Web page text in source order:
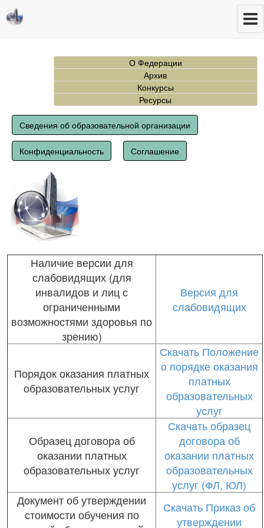
О Федерации
Архив
Конкурсы
Ресурсы
Сведения об образовательной организации
Конфиденциальность Соглашение
Наличие версии для
слабовидящих (для
инвалидов и лиц с
ограниченными
возможностями здоровья по
зрению)
Версия для
слабовидящих
Порядок оказания платных
образовательных услуг
Скачать Положение
о порядке оказания
платных
образовательных
услуг
Образец договора об
оказании платных
образовательных услуг
Скачать образец
договора об
оказании платных
образовательных
услуг (ФЛ, ЮЛ)
Документ об утверждении
стоимости обучения по
Скачать Приказ об
утверждении